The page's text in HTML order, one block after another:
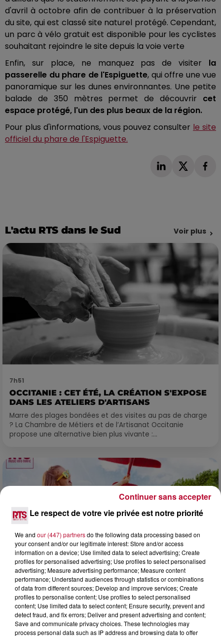
d'avril à octobre afin de contribuer à la préservation
du site, qui est classé site naturel protégé. Cependant,
un parc à vélo gratuit est disponible pour les cyclistes
souhaitant rejoindre le site depuis la voie verte
Enfin, sur place, ne manquez pas de visiter la
passerelle du phare de l'Espiguette, qui offre une vue
panoramique sur les dunes environnantes. Une petite
balade de 350 mètres permet de découvrir cet
espace protégé, l'un des plus beaux de la région.
Pour plus d'informations, vous pouvez consulter le site
officiel du phare de l'Espiguette.
L'actu RTS dans le Sud Voir plus
7h51
OCCITANIE : CET ÉTÉ, LA CRÉATION S'EXPOSE
DANS LES ATELIERS D'ARTISANS
Marre des plages bondées et des visites au pas de charge
? La Chambre de Métiers et de l’Artisanat Occitanie
propose une alternative bien plus vivante :...
7 août 2026
NOS IDÉES DE SORTIE POUR CE WEEK-END
Comme tous les vendredis, voici une petite sélection des
rendez-vous à ne pas manquer dans le coin. Que vous ayez
Le respect de votre vie privée est notre priorité
We and our (447) partnersdo the following data processing based on
your consent and/or our legitimate interest: Store and/or access
information on a device; Use limited data to select advertising; Create
profiles for personalised advertising; Use profiles to select personalised
advertising; Measure advertising performance; Measure content
performance; Understand audiences through statistics or combinations
of data from different sources; Develop and improve services; Create
profiles to personalise content; Use profiles to select personalised
content; Use limited data to select content; Ensure security, prevent and
detect fraud, and fix errors; Deliver and present advertising and content;
Save and communicate privacy choices. These technologies may
process personal data such as IP address and browsing data to offer
Continuer sans accepter